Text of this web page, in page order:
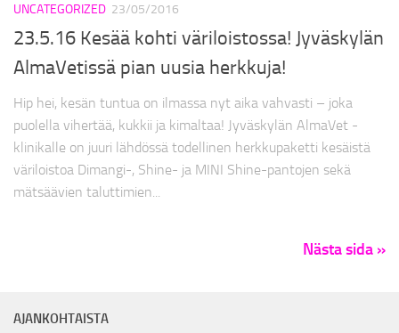
UNCATEGORIZED 23/05/2016
23.5.16 Kesää kohti väriloistossa! Jyväskylän
AlmaVetissä pian uusia herkkuja!
Hip hei, kesän tuntua on ilmassa nyt aika vahvasti – joka
puolella vihertää, kukkii ja kimaltaa! Jyväskylän AlmaVet -
klinikalle on juuri lähdössä todellinen herkkupaketti kesäistä
väriloistoa Dimangi-, Shine- ja MINI Shine-pantojen sekä
mätsäävien taluttimien...
Nästa sida »
AJANKOHTAISTA